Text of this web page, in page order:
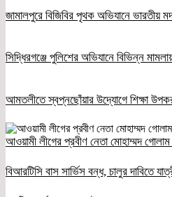
জামালপুরে বিজিবির পৃথক অভিযানে ভারতীয়
সিদ্ধিরগঞ্জে পুলিশের অভিযানে বিভিন্ন
আমতলীতে স্বপ্নছোঁয়ার উদ্যোগে শিক্ষা
আওয়ামী লীগের প্রবীণ নেতা মোহাম্মদ গোলাম
বিআরটিসি বাস সার্ভিস বন্ধ, চালুর দাবিতে